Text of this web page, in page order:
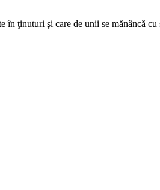
ţinuturi şi care de unii se mănâncă